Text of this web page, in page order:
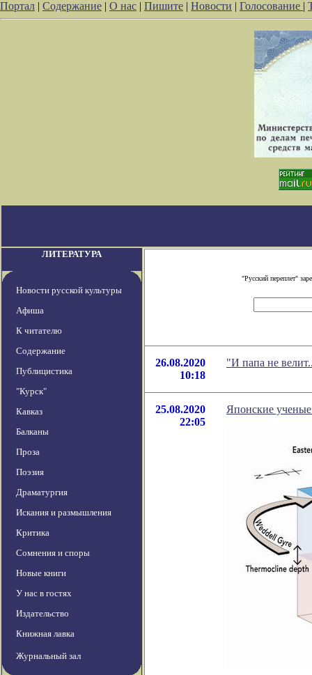
Портал | Содержание | О нас | Пишите | Новости | Голосование |
ЛИТЕРАТУРА
Новости русской культуры
Афиша
К читателю
Содержание
Публицистика
"Курск"
Кавказ
Балканы
Проза
Поэзия
Драматургия
Искания и размышления
Критика
Сомнения и споры
Новые книги
У нас в гостях
Издательство
Книжная лавка
Журнальный зал
"Русский переплет"
26.08.2020
10:18
"И папа не
25.08.2020
22:05
Японские